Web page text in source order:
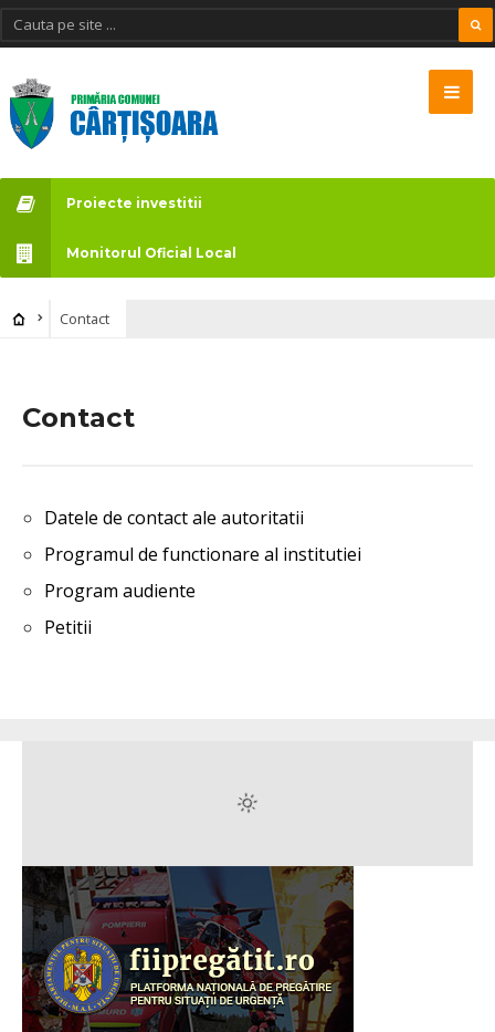
Proiecte investitii
Monitorul Oficial Local
Contact
Contact
Datele de contact ale autoritatii
Programul de functionare al institutiei
Program audiente
Petitii